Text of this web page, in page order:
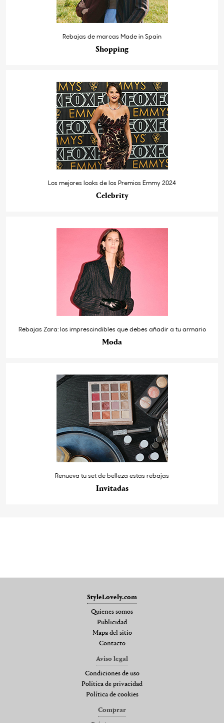
Rebajas de marcas Made in Spain
Shopping
Los mejores looks de los Premios Emmy 2024
Celebrity
Rebajas Zara: los imprescindibles que debes añadir a tu armario
Moda
Renueva tu set de belleza estas rebajas
Invitadas
StyleLovely.com
Quienes somos
Publicidad
Mapa del sitio
Contacto
Aviso legal
Condiciones de uso
Política de privacidad
Política de cookies
Comprar